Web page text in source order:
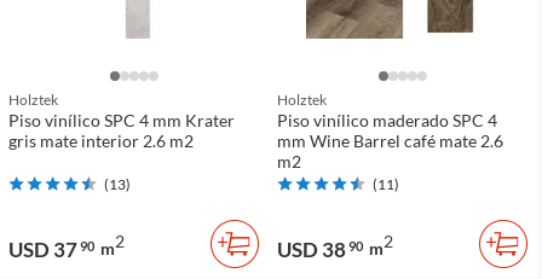
Holztek
Piso vinílico SPC 4 mm Krater
gris mate interior 2.6 m2
(13)
USD 3790 m2
Holztek
Piso vinílico maderado SPC 4
mm Wine Barrel café mate 2.6
m2
(11)
USD 3890 m2